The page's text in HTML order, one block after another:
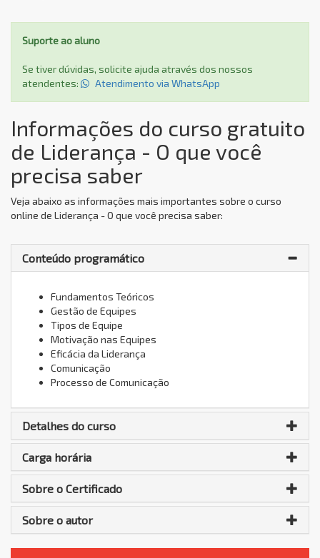
Suporte ao aluno
Se tiver dúvidas, solicite ajuda através dos nossos
atendentes:
Atendimento via WhatsApp
Informações do curso gratuito
de Liderança - O que você
precisa saber
Veja abaixo as informações mais importantes sobre o curso
online de Liderança - O que você precisa saber:
Conteúdo programático
Fundamentos Teóricos
Gestão de Equipes
Tipos de Equipe
Motivação nas Equipes
Eficácia da Liderança
Comunicação
Processo de Comunicação
Detalhes do curso
Carga horária
Sobre o Certificado
Sobre o autor